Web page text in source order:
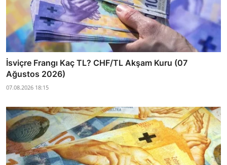
İsviçre Frangı Kaç TL? CHF/TL Akşam Kuru (07
Ağustos 2026)
07.08.2026 18:15